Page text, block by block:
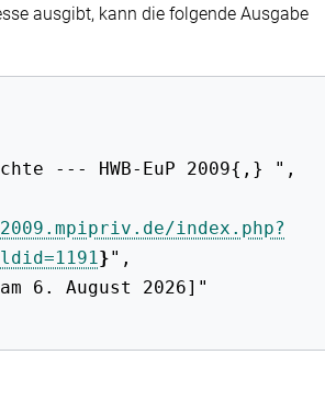
ausgibt, kann die folgende Ausgabe
index.php?
}",